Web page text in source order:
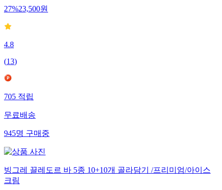
27%23,500원
4.8
(13)
705적립
무료배송
945명구매중
빙그레 끌레도르 바 5종 10+10개 골라담기 /프리미엄/아이스
크림